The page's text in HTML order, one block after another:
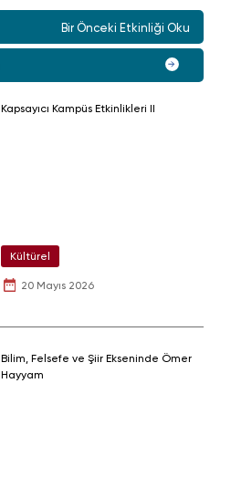
Bir Önceki Etkinliği Oku
Kapsayıcı Kampüs Etkinlikleri II
Kültürel
20 Mayıs 2026
Bilim, Felsefe ve Şiir Ekseninde Ömer
Hayyam